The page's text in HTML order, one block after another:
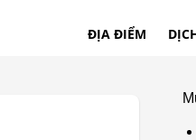
ĐỊA ĐIỂM